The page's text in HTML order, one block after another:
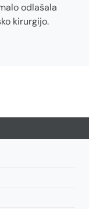
odlašala
kirurgijo.